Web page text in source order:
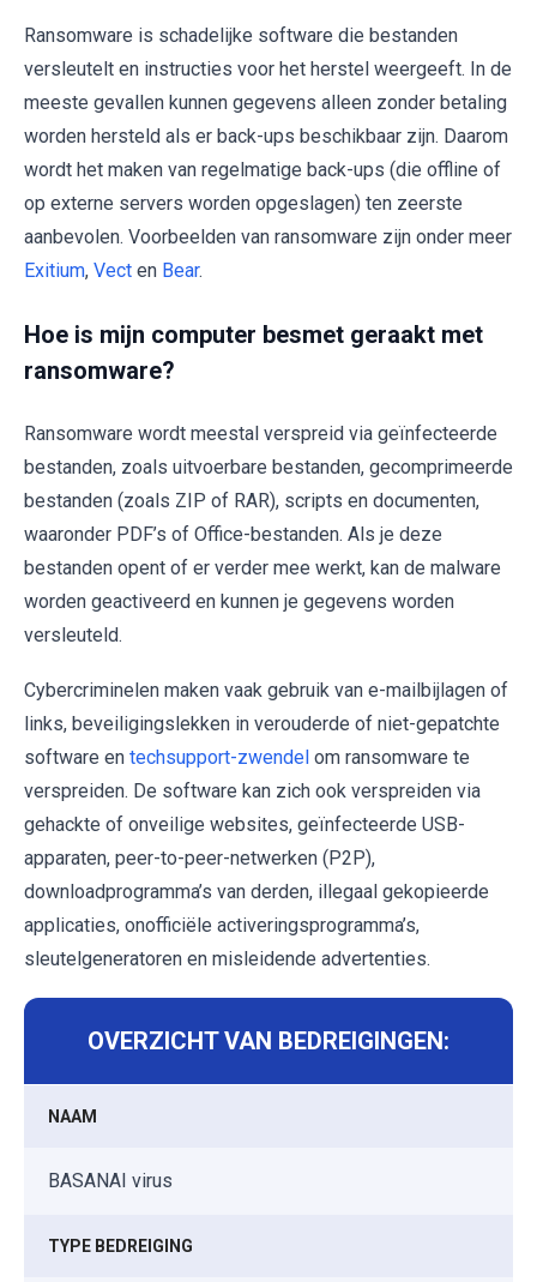
Ransomware is schadelijke software die bestanden
versleutelt en instructies voor het herstel weergeeft. In de
meeste gevallen kunnen gegevens alleen zonder betaling
worden hersteld als er back-ups beschikbaar zijn. Daarom
wordt het maken van regelmatige back-ups (die offline of
op externe servers worden opgeslagen) ten zeerste
aanbevolen. Voorbeelden van ransomware zijn onder meer
Exitium, Vect en Bear.
Hoe is mijn computer besmet geraakt met
ransomware?
Ransomware wordt meestal verspreid via geïnfecteerde
bestanden, zoals uitvoerbare bestanden, gecomprimeerde
bestanden (zoals ZIP of RAR), scripts en documenten,
waaronder PDF’s of Office-bestanden. Als je deze
bestanden opent of er verder mee werkt, kan de malware
worden geactiveerd en kunnen je gegevens worden
versleuteld.
Cybercriminelen maken vaak gebruik van e-mailbijlagen of
links, beveiligingslekken in verouderde of niet-gepatchte
software en techsupport-zwendel om ransomware te
verspreiden. De software kan zich ook verspreiden via
gehackte of onveilige websites, geïnfecteerde USB-
apparaten, peer-to-peer-netwerken (P2P),
downloadprogramma’s van derden, illegaal gekopieerde
applicaties, onofficiële activeringsprogramma’s,
sleutelgeneratoren en misleidende advertenties.
OVERZICHT VAN BEDREIGINGEN:
NAAM
BASANAI virus
TYPE BEDREIGING